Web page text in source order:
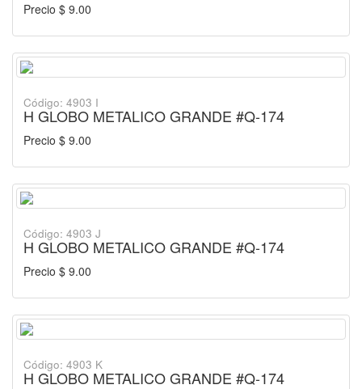
Precio $ 9.00
Código: 4903 I
H GLOBO METALICO GRANDE #Q-174
Precio $ 9.00
Código: 4903 J
H GLOBO METALICO GRANDE #Q-174
Precio $ 9.00
Código: 4903 K
H GLOBO METALICO GRANDE #Q-174